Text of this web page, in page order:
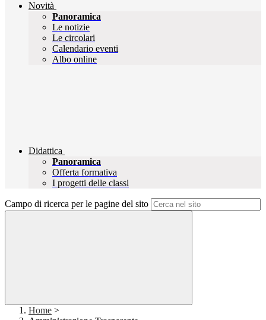
Novità
Panoramica
Le notizie
Le circolari
Calendario eventi
Albo online
Didattica
Panoramica
Offerta formativa
I progetti delle classi
Campo di ricerca per le pagine del sito
Home >